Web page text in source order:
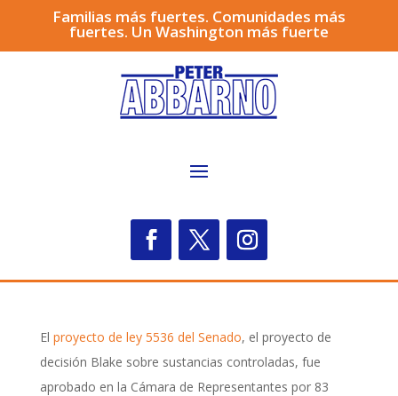
Familias más fuertes. Comunidades más
fuertes. Un Washington más fuerte
El proyecto de ley 5536 del Senado, el proyecto de
decisión Blake sobre sustancias controladas, fue
aprobado en la Cámara de Representantes por 83